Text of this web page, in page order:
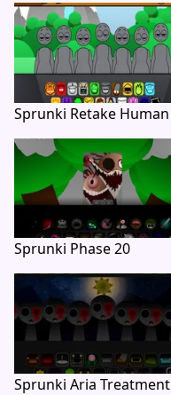
Sprunki Retake Human
Sprunki Phase 20
Sprunki Aria Treatment